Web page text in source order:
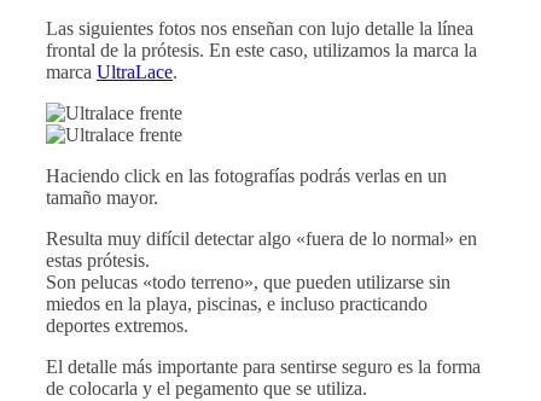
Las siguientes fotos nos enseñan con lujo detalle la línea
frontal de la prótesis. En este caso, utilizamos la marca la
marca UltraLace.
Haciendo click en las fotografías podrás verlas en un
tamaño mayor.
Resulta muy difícil detectar algo «fuera de lo normal» en
estas prótesis.
Son pelucas «todo terreno», que pueden utilizarse sin
miedos en la playa, piscinas, e incluso practicando
deportes extremos.
El detalle más importante para sentirse seguro es la forma
de colocarla y el pegamento que se utiliza.